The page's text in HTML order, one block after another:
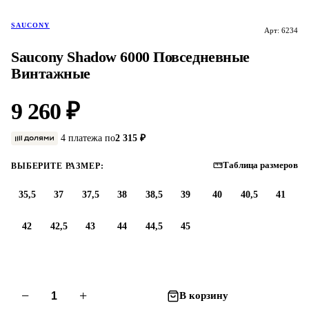
SAUCONY
Арт: 6234
Saucony Shadow 6000 Повседневные
Винтажные
9 260 ₽
4 платежа по2 315 ₽
ВЫБЕРИТЕ РАЗМЕР: Таблица размеров
35,5 37 37,5 38 38,5 39 40 40,5 41
42 42,5 43 44 44,5 45
− + В корзину